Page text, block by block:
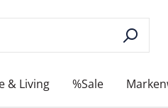
& Living %Sale